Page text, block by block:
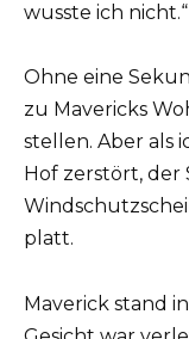
wusste ich nicht.“
Ohne eine
zu Mavericks
stellen. Aber als
Hof zerstört,
platt.
Maverick stand